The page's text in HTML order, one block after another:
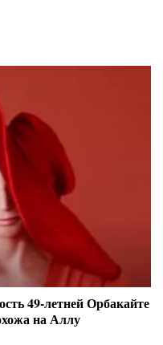
49-летней Орбакайте
на Аллу